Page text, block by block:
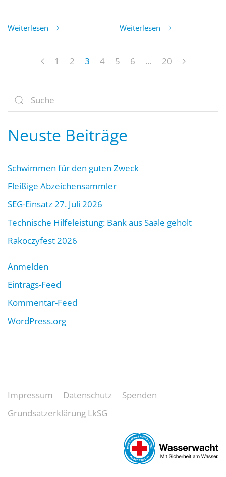
Weiterlesen Weiterlesen
1 2 3 4 5 6 … 20
Neuste Beiträge
Schwimmen für den guten Zweck
Fleißige Abzeichensammler
SEG-Einsatz 27. Juli 2026
Technische Hilfeleistung: Bank aus Saale geholt
Rakoczyfest 2026
Anmelden
Eintrags-Feed
Kommentar-Feed
WordPress.org
Impressum Datenschutz
Spenden
Grundsatzerklärung LkSG